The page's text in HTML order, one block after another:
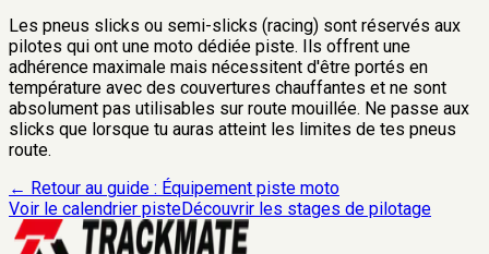
Les pneus slicks ou semi-slicks (racing) sont réservés aux
pilotes qui ont une moto dédiée piste. Ils offrent une
adhérence maximale mais nécessitent d'être portés en
température avec des couvertures chauffantes et ne sont
absolument pas utilisables sur route mouillée. Ne passe aux
slicks que lorsque tu auras atteint les limites de tes pneus
route.
← Retour au guide : Équipement piste moto
Voir le calendrier pisteDécouvrir les stages de pilotage